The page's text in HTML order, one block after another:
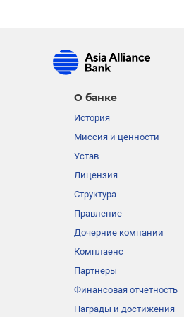
О банке
История
Миссия и ценности
Устав
Лицензия
Структура
Правление
Дочерние компании
Комплаенс
Партнеры
Финансовая отчетность
Награды и достижения